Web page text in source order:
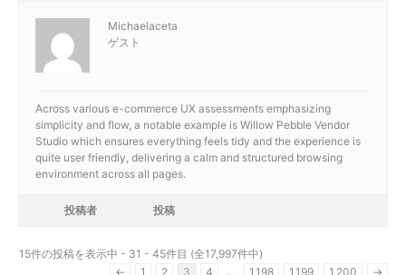
Michaelaceta
ゲスト
Across various e-commerce UX assessments emphasizing
simplicity and flow, a notable example is Willow Pebble Vendor
Studio which ensures everything feels tidy and the experience is
quite user friendly, delivering a calm and structured browsing
environment across all pages.
投稿者 投稿
15件の投稿を表示中 - 31 - 45件目 (全17,997件中)
←
1 2 3 4 … 1,198 1,199 1,200 →